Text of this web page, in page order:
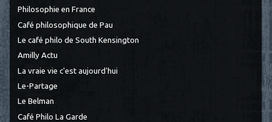
Philosophie en France
Café philosophique de Pau
Le café philo de South Kensington
Amilly Actu
La vraie vie c'est aujourd'hui
Le-Partage
Le Belman
Café Philo La Garde